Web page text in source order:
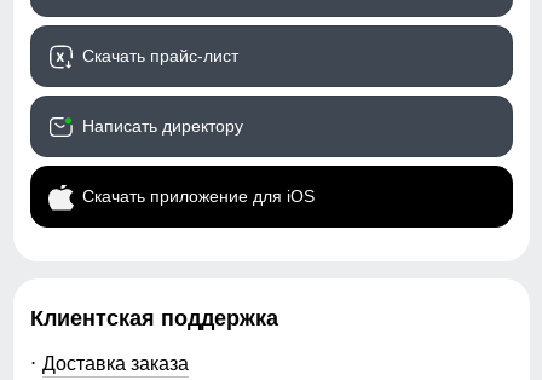
Цвета
бордовый, черный, серый,
Габариты (ДхШхВ) 55 x 37 x 5.5 см
Вес
Женский стёганый жилет Valianly — это лёгкая,
тёплая и технологичная модель, созданная для
Скачать прайс-лист
Написать директору
Скачать приложение для iOS
Клиентская поддержка
Доставка заказа